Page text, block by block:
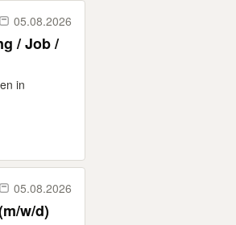
05.08.2026
/ Job /
in
05.08.2026
w/d)